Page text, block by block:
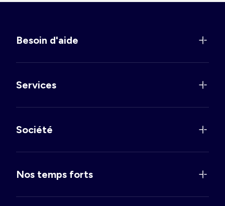
Besoin d'aide
Services
Société
Nos temps forts